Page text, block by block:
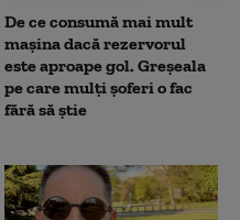
De ce consumă mai mult
mașina dacă rezervorul
este aproape gol. Greșeala
pe care mulți șoferi o fac
fără să știe